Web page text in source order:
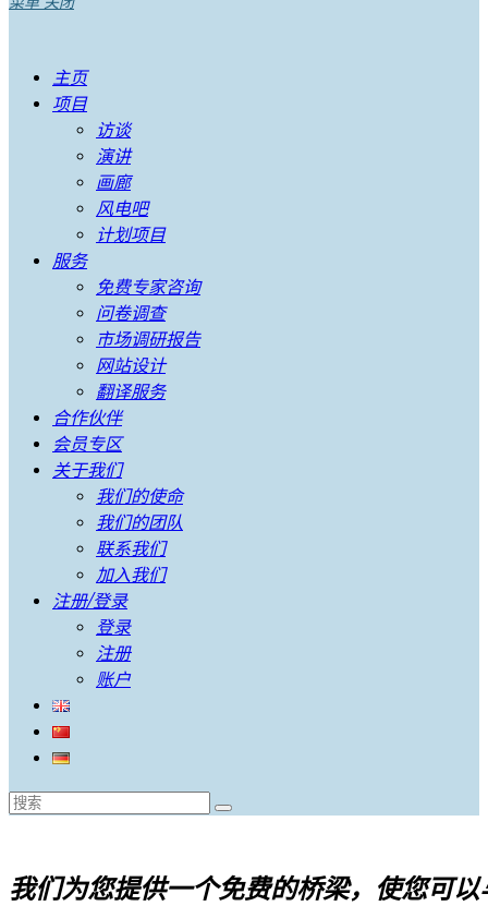
主页
项目
访谈
演讲
画廊
风电吧
计划项目
服务
免费专家咨询
问卷调查
市场调研报告
网站设计
翻译服务
合作伙伴
会员专区
关于我们
我们的使命
我们的团队
联系我们
加入我们
注册/登录
登录
注册
账户
我们为您提供一个免费的桥梁，使您可